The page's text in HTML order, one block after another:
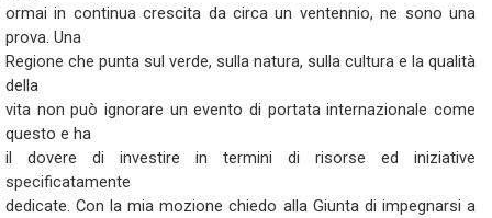
ormai in continua crescita da circa un ventennio, ne sono una
prova. Una
Regione che punta sul verde, sulla natura, sulla cultura e la qualità
della
vita non può ignorare un evento di portata internazionale come
questo e ha
il dovere di investire in termini di risorse ed iniziative
specificatamente
dedicate. Con la mia mozione chiedo alla Giunta di impegnarsi a